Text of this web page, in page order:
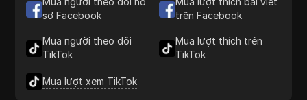
sơ Facebook
trên Facebook
Mua người theo dõi
TikTok
Mua lượt thích trên
TikTok
Mua lượt xem TikTok